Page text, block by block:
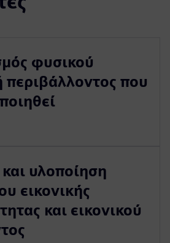
φυσικού
περιβάλλοντος που
υλοποίηση
εικονικής
και εικονικού